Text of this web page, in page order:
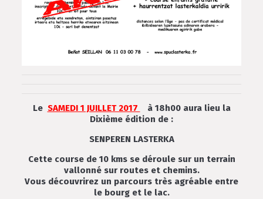
Le SAMEDI 1 JUILLET 2017
à 18h00 aura lieu la
Dixième édition de :
SENPEREN LASTERKA
Cette course de 10 kms se déroule sur un terrain
vallonné sur routes et chemins.
Vous découvrirez un parcours très agréable entre
le bourg et le lac.